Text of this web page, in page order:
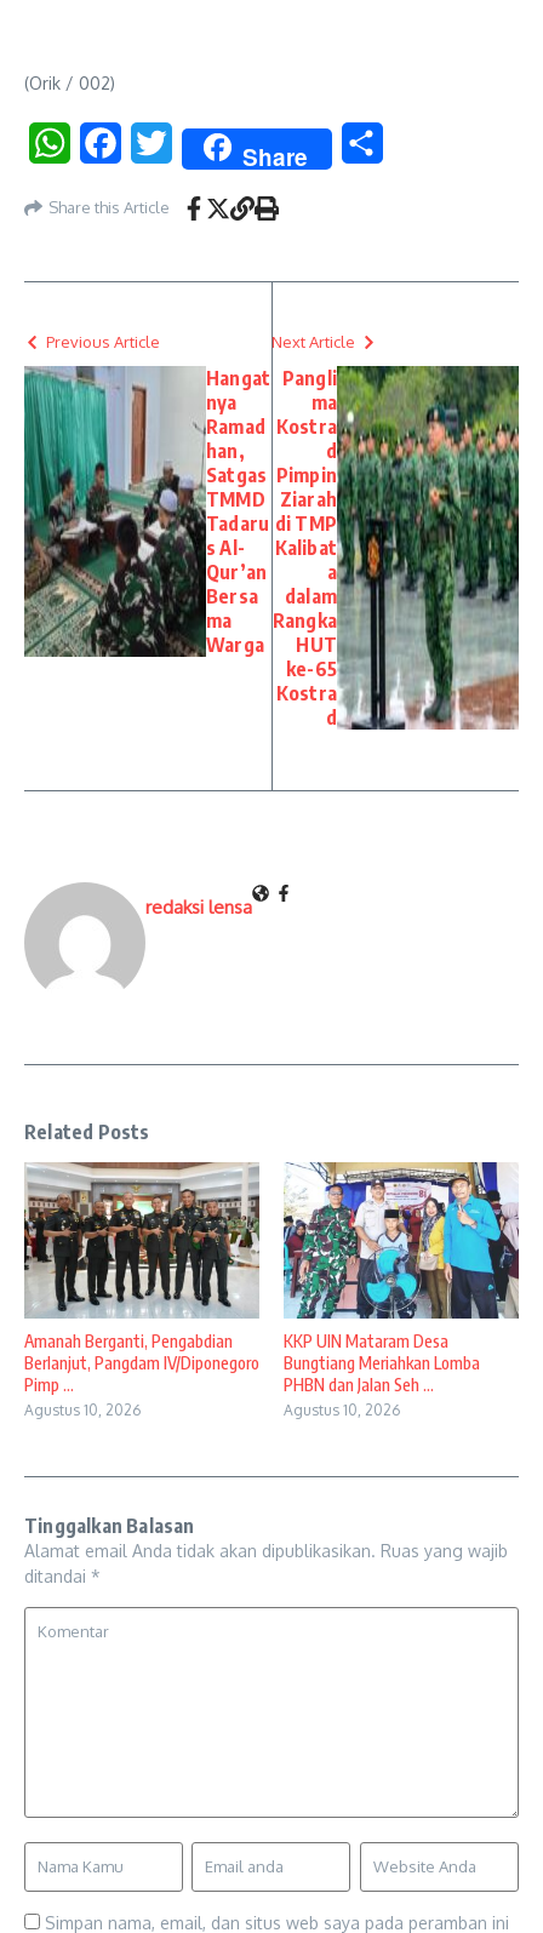
(Orik / 002)
WhatsAppFacebookTwitter Share
Share this Article
Previous Article
Hangat
nya
Ramad
han,
Satgas
TMMD
Tadaru
s Al-
Qur’an
Bersa
ma
Warga
Next Article
Pangli
ma
Kostra
d
Pimpin
Ziarah
di TMP
Kalibat
a
dalam
Rangka
HUT
ke-65
Kostra
d
redaksi lensa
Related Posts
Amanah Berganti, Pengabdian
Berlanjut, Pangdam IV/Diponegoro
Pimp ...
Agustus 10, 2026
KKP UIN Mataram Desa
Bungtiang Meriahkan Lomba
PHBN dan Jalan Seh ...
Agustus 10, 2026
Tinggalkan Balasan
Alamat email Anda tidak akan dipublikasikan. Ruas yang wajib
ditandai *
Simpan nama, email, dan situs web saya pada peramban ini